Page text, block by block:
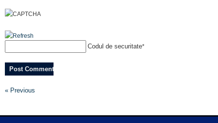
Codul de securitate*
« Previous